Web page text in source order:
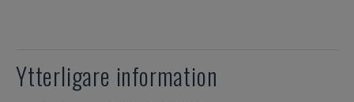
Ytterligare information